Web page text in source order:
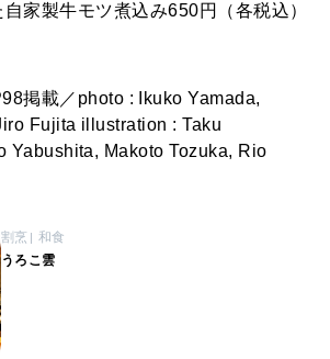
家製牛モツ煮込み650円（各税込）
掲載／photo : Ikuko Yamada,
Fujita illustration : Taku
Yabushita, Makoto Tozuka, Rio
割烹 和食
うろこ雲